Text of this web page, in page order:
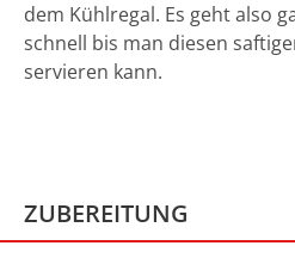
dem Kühlregal. Es geht also
schnell bis man diesen
servieren kann.
ZUBEREITUNG